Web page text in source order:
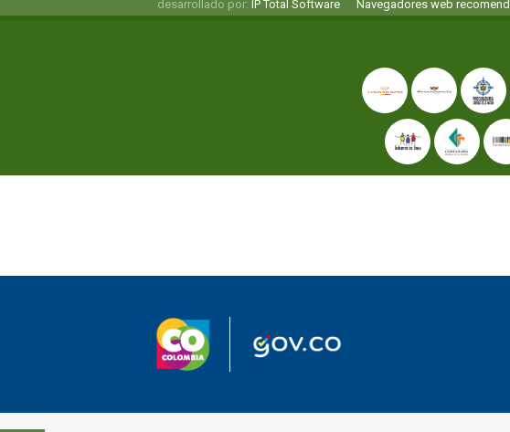
desarrollado por: IP Total Software Navegadores web